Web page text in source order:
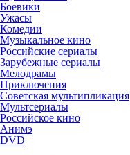
Боевики
Ужасы
Комедии
Музыкальное кино
Российские сериалы
Зарубежные сериалы
Мелодрамы
Приключения
Советская мультипликация
Мультсериалы
Российское кино
Анимэ
DVD